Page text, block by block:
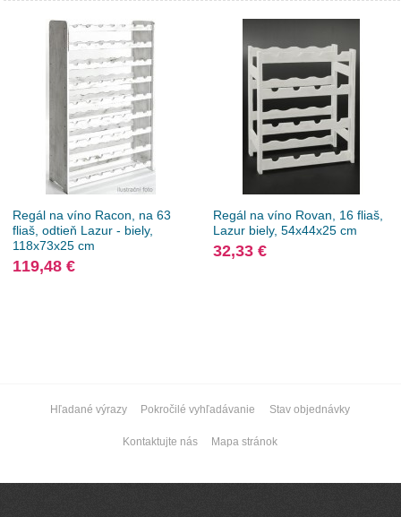
Regál na víno ​​Racon, na 63
fliaš, odtieň Lazur - biely,
118x73x25 cm
119,48 €
Regál na víno ​​Rovan, 16 fliaš,
Lazur biely, 54x44x25 cm
32,33 €
Hľadané výrazy Pokročilé vyhľadávanie Stav objednávky
Kontaktujte nás Mapa stránok